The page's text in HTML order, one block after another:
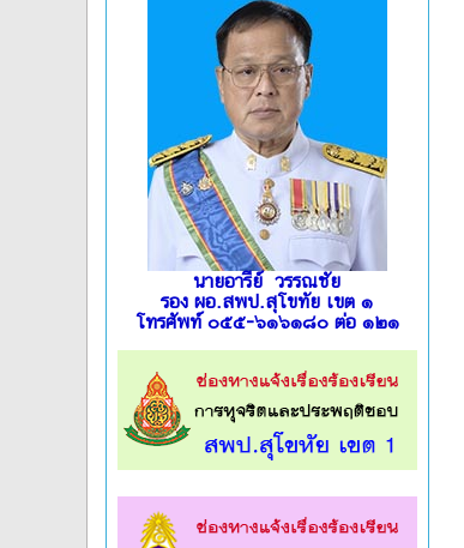
นายอารีย์ วรรณชัย
รอง ผอ.สพป.สุโขทัย เขต ๑
โทรศัพท์ ๐๕๕-๖๑๖๑๘๐ ต่อ ๑๒๑